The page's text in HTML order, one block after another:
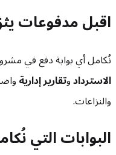
اقبل مدفوعات
نُكامل أي بوابة دفع في
الاستردادوتقارير إدارية
والنزاعات.
البوابات التي